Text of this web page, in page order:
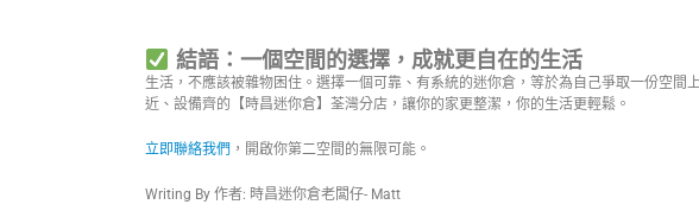
結語：一個空間的選擇，成就更自在的生活
生活，不應該被雜物困住。選擇一個可靠、有系統的迷你倉，等於為自己爭取一份空間
近、設備齊的【時昌迷你倉】荃灣分店，讓你的家更整潔，你的生活更輕鬆。
立即聯絡我們 ，開啟你第二空間的無限可能。
Writing By 作者: 時昌迷你倉老闆仔- Matt